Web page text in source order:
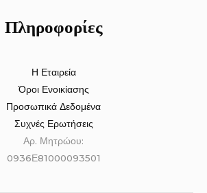
Πληροφορίες
Η Εταιρεία
Όροι Ενοικίασης
Προσωπικά Δεδομένα
Συχνές Ερωτήσεις
Αρ. Μητρώου:
0936Ε81000093501